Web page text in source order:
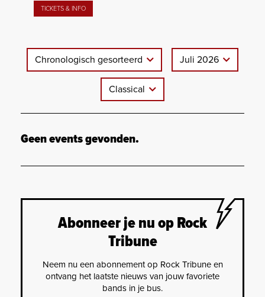
TICKETS & INFO
Chronologisch gesorteerd Juli 2026
Classical
Geen events gevonden.
Abonneer je nu op Rock
Tribune
Neem nu een abonnement op Rock Tribune en
ontvang het laatste nieuws van jouw favoriete
bands in je bus.